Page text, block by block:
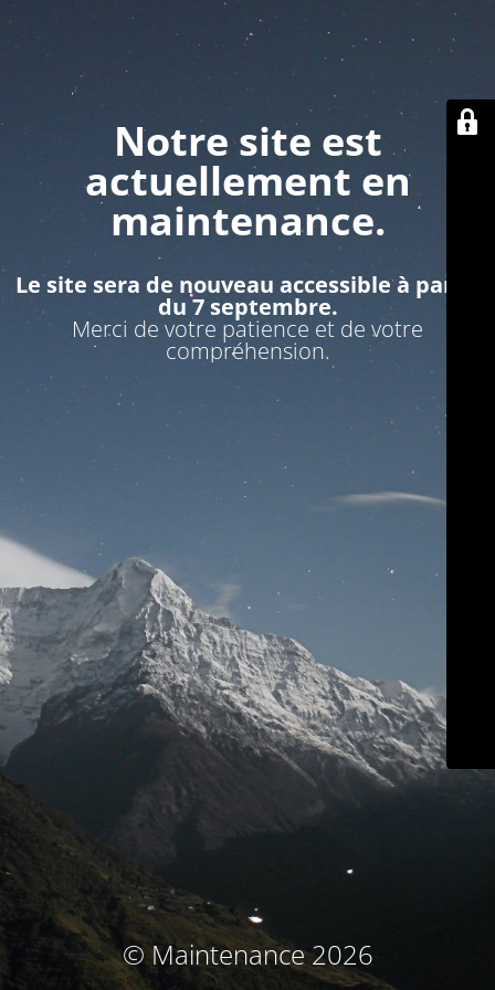
Notre site est
actuellement en
maintenance.
Le site sera de nouveau accessible à partir
du 7 septembre.
Merci de votre patience et de votre
compréhension.
© Maintenance 2026